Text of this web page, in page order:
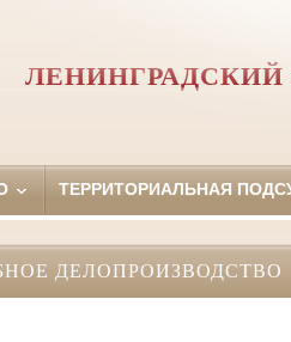
ТЕРРИТОРИАЛЬНАЯ
ДЕЛОПРОИЗВОДСТВО